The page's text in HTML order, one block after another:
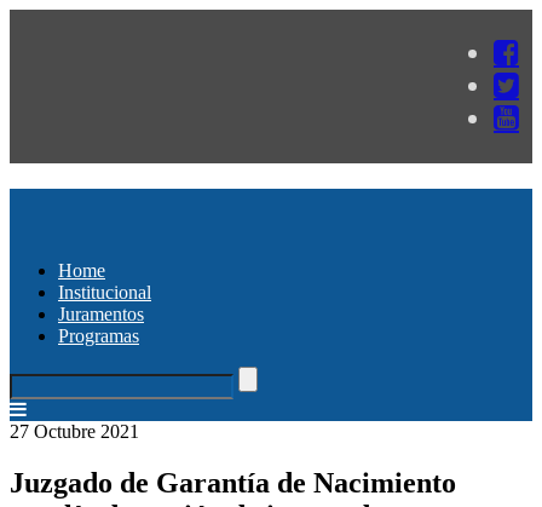
Home
Institucional
Juramentos
Programas
27 Octubre 2021
Juzgado de Garantía de Nacimiento